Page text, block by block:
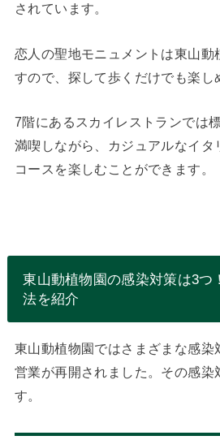
されています。
恋人の聖地モニュメントは東山動
すので、探して歩くだけでも楽し
7階にあるスカイレストランでは
満喫しながら、カジュアルなイタ
コースを楽しむことができます。
東山動植物園の感染対策は3つ
法を紹介
東山動植物園ではさまざまな感染
営業が再開されました。その感染
す。